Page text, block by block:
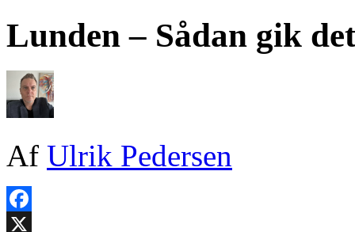
Lunden – Sådan gik det
Af Ulrik Pedersen
Facebook